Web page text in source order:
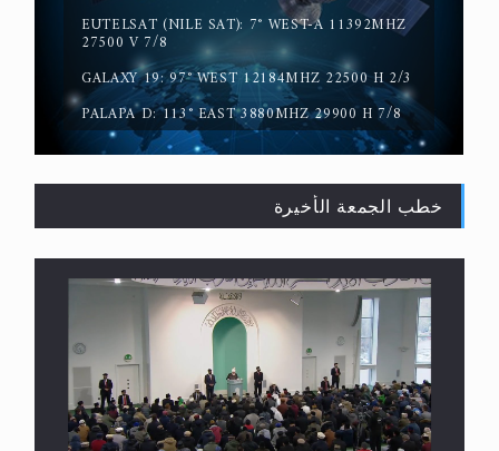
سورة التكوير تُنبئ بزمن بعثة المسيح الموعود عليه
حقيقة المسيح الدجال
EUTELSAT (NILE SAT): 7° WEST-A 11392MHZ
27500 V 7/8
GALAXY 19: 97° WEST 12184MHZ 22500 H 2/3
PALAPA D: 113° EAST 3880MHZ 29900 H 7/8
خطب الجمعة الأخيرة